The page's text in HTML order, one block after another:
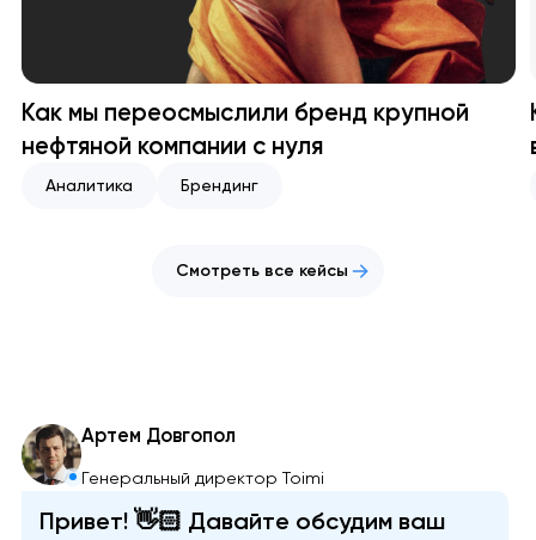
Как мы переосмыслили бренд крупной
нефтяной компании с нуля
Аналитика Брендинг
Смотреть все кейсы
Артем Довгопол
Генеральный директор Toimi
Привет! 👋🏻 Давайте обсудим ваш